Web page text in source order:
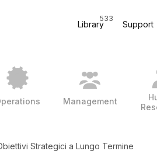
Library
533
Support
Management
Strategici a Lungo Termine